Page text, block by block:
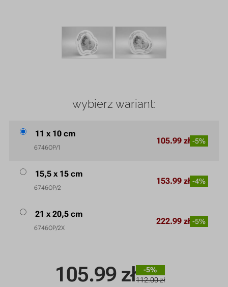
105.99 zł
-5%
112.00 zł
wybierz wariant:
11 x 10 cm
6746OP/1
105.99 zł -5%
15,5 x 15 cm
6746OP/2
153.99 zł -4%
21 x 20,5 cm
6746OP/2X
222.99 zł -5%